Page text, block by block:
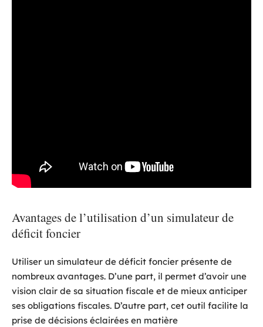
Avantages de l’utilisation d’un simulateur de
déficit foncier
Utiliser un simulateur de déficit foncier présente de
nombreux avantages. D’une part, il permet d’avoir une
vision clair de sa situation fiscale et de mieux anticiper
ses obligations fiscales. D’autre part, cet outil facilite la
prise de décisions éclairées en matière